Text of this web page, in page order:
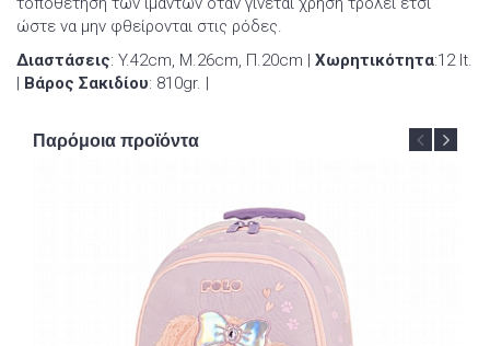
ώστε να μην φθείρονται στις ρόδες.
Διαστάσεις: Y.42cm, Μ.26cm, Π.20cm | Χωρητικότητα:12 lt.
Βάρος Σακιδίου: 810gr. |
Παρόμοια προϊόντα